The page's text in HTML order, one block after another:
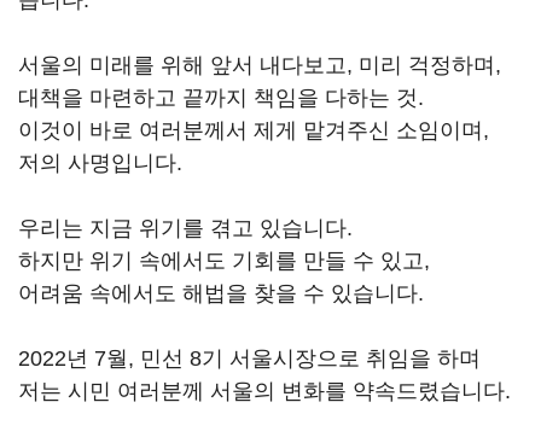
서울의 미래를 위해 앞서 내다보고, 미리 걱정하며,
대책을 마련하고 끝까지 책임을 다하는 것.
이것이 바로 여러분께서 제게 맡겨주신 소임이며,
저의 사명입니다.
우리는 지금 위기를 겪고 있습니다.
하지만 위기 속에서도 기회를 만들 수 있고,
어려움 속에서도 해법을 찾을 수 있습니다.
2022년 7월, 민선 8기 서울시장으로 취임을 하며
저는 시민 여러분께 서울의 변화를 약속드렸습니다.